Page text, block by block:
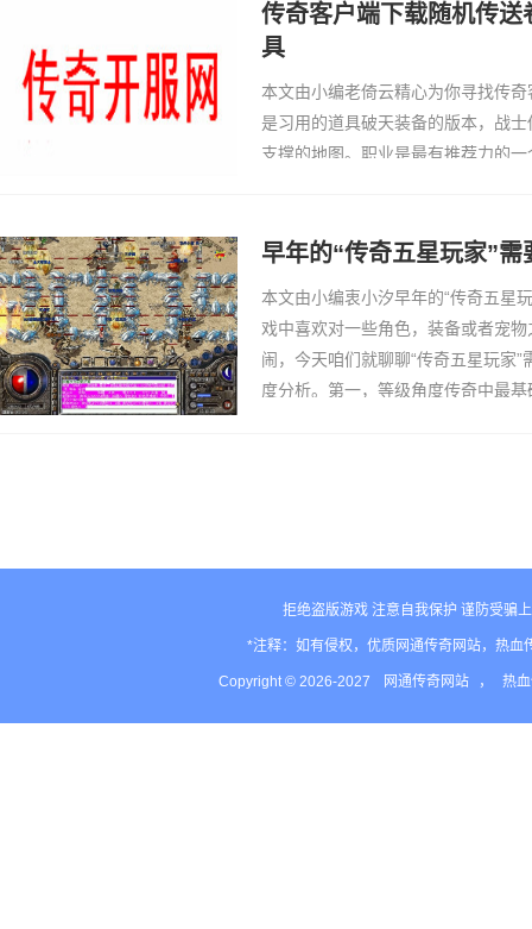
传奇客户端下载随机传
具
本文由小编老倚云精心为你寻找传
是习用的道具破天装备的版本，战
支撑的地图。职业是最有推荐力的
需要平衡的游…
早年的“传奇五星玩家”
本文由小编衷小汐早年的“传奇五星
戏中喜欢对一些角色，装备或者宠
闹，今天咱们就聊聊“传奇五星玩家
度分析。第一，等级角度传奇中最
拒绝盗版游戏 注意自我保护 谨防受骗
*注释：如有侵权，优质网通传奇网站，热
Copyright © 2026-2027 网通传奇网站 ， 热